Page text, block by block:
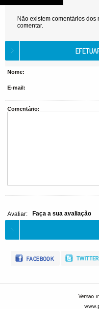
Não existem comentários
comentar.
Nome:
E-mail:
Comentário:
Avaliar: Faça a sua avaliação
Versão